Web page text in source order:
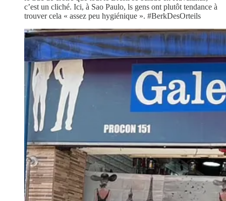
c’est un cliché. Ici, à Sao Paulo, ls gens ont plutôt tendance à
trouver cela « assez peu hygiénique ». #BerkDesOrteils